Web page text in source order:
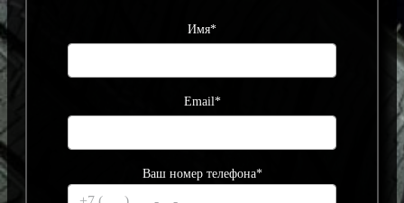
Имя*
Email*
Ваш номер телефона*